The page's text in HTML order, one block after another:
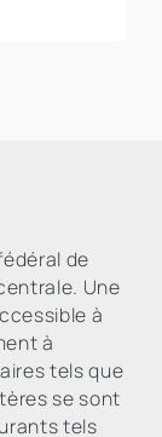
de
Une
à
à
tels que
se sont
tels